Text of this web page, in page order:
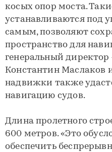
косых опор моста.
устанавливаются под
самым, позволяют
пространство для
генеральный
Константин Маслаков
надвижки также
навигацию судов.
Длина пролетного
600 метров. «Это
обеспечить